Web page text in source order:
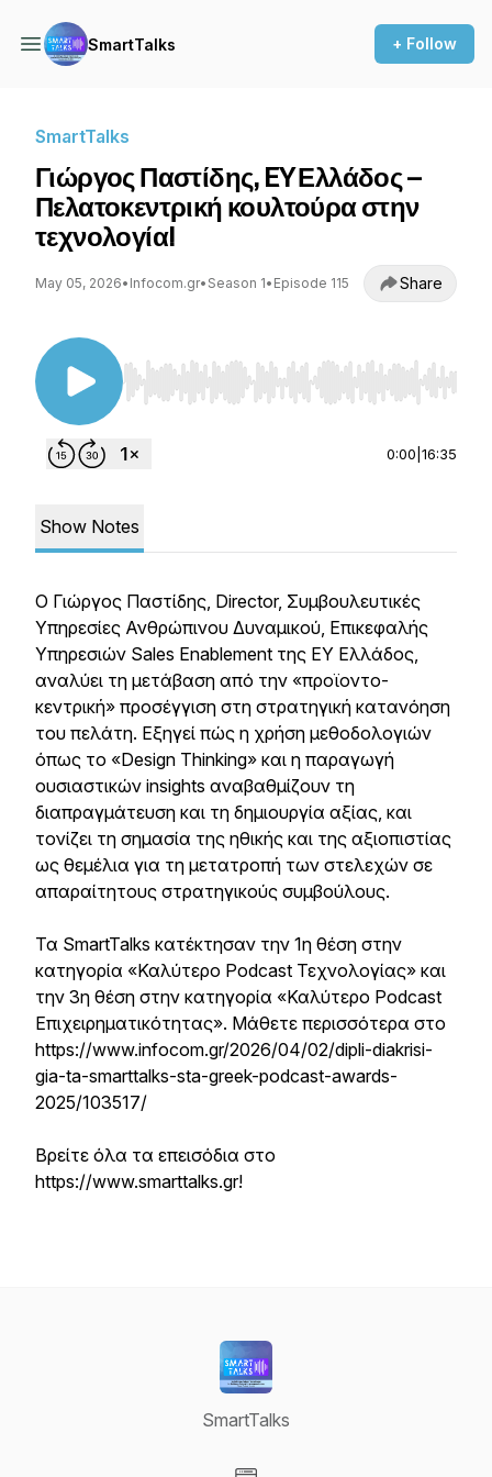
SmartTalks + Follow
SmartTalks
Γιώργος Παστίδης, EY Ελλάδος –
Πελατοκεντρική κουλτούρα στην
τεχνολογία!
May 05, 2026• Infocom.gr• Season 1• Episode 115 Share
Use Left/Right to seek, Home/End to jump to
0:00 16:35
Show Notes
Ο Γιώργος Παστίδης, Director, Συμβουλευτικές
Υπηρεσίες Ανθρώπινου Δυναμικού, Επικεφαλής
Υπηρεσιών Sales Enablement της EY Ελλάδος,
αναλύει τη μετάβαση από την «προϊοντο-
κεντρική» προσέγγιση στη στρατηγική κατανόηση
του πελάτη. Εξηγεί πώς η χρήση μεθοδολογιών
όπως το «Design Thinking» και η παραγωγή
ουσιαστικών insights αναβαθμίζουν τη
διαπραγμάτευση και τη δημιουργία αξίας, και
τονίζει τη σημασία της ηθικής και της αξιοπιστίας
ως θεμέλια για τη μετατροπή των στελεχών σε
απαραίτητους στρατηγικούς συμβούλους.
Τα SmartTalks κατέκτησαν την 1η θέση στην
κατηγορία «Καλύτερο Podcast Τεχνολογίας» και
την 3η θέση στην κατηγορία «Καλύτερο Podcast
Επιχειρηματικότητας». Μάθετε περισσότερα στο
https://www.infocom.gr/2026/04/02/dipli-diakrisi-
gia-ta-smarttalks-sta-greek-podcast-awards-
2025/103517/
Βρείτε όλα τα επεισόδια στο
https://www.smarttalks.gr!
SmartTalks